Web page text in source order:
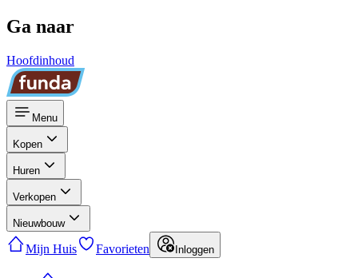
Ga naar
Hoofdinhoud
Menu
Kopen
Huren
Verkopen
Nieuwbouw
Mijn Huis Favorieten Inloggen